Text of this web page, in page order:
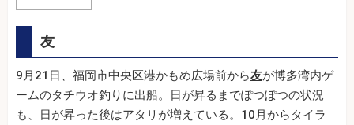
友
9月21日、福岡市中央区港かもめ広場前から友が博多湾内ゲ
ームのタチウオ釣りに出船。日が昇るまでぽつぽつの状況
も、日が昇った後はアタリが増えている。10月からタイラ